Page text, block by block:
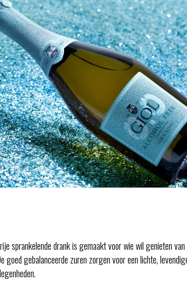
sprankelende drank is gemaakt voor wie wil genieten
goed gebalanceerde zuren zorgen voor een lichte,